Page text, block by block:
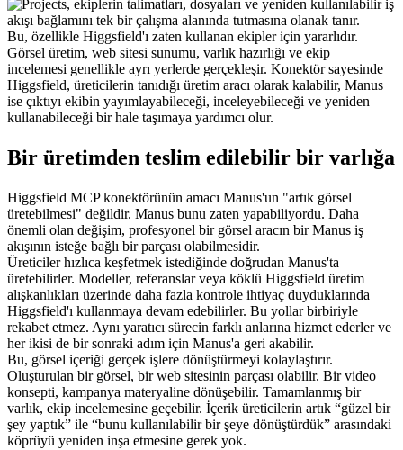
Bu, özellikle Higgsfield'ı zaten kullanan ekipler için yararlıdır.
Görsel üretim, web sitesi sunumu, varlık hazırlığı ve ekip
incelemesi genellikle ayrı yerlerde gerçekleşir. Konektör sayesinde
Higgsfield, üreticilerin tanıdığı üretim aracı olarak kalabilir, Manus
ise çıktıyı ekibin yayımlayabileceği, inceleyebileceği ve yeniden
kullanabileceği bir hale taşımaya yardımcı olur.
Bir üretimden teslim edilebilir bir varlığa
Higgsfield MCP konektörünün amacı Manus'un "artık görsel
üretebilmesi" değildir. Manus bunu zaten yapabiliyordu. Daha
önemli olan değişim, profesyonel bir görsel aracın bir Manus iş
akışının isteğe bağlı bir parçası olabilmesidir.
Üreticiler hızlıca keşfetmek istediğinde doğrudan Manus'ta
üretebilirler. Modeller, referanslar veya köklü Higgsfield üretim
alışkanlıkları üzerinde daha fazla kontrole ihtiyaç duyduklarında
Higgsfield'ı kullanmaya devam edebilirler. Bu yollar birbiriyle
rekabet etmez. Aynı yaratıcı sürecin farklı anlarına hizmet ederler ve
her ikisi de bir sonraki adım için Manus'a geri akabilir.
Bu, görsel içeriği gerçek işlere dönüştürmeyi kolaylaştırır.
Oluşturulan bir görsel, bir web sitesinin parçası olabilir. Bir video
konsepti, kampanya materyaline dönüşebilir. Tamamlanmış bir
varlık, ekip incelemesine geçebilir. İçerik üreticilerin artık “güzel bir
şey yaptık” ile “bunu kullanılabilir bir şeye dönüştürdük” arasındaki
köprüyü yeniden inşa etmesine gerek yok.